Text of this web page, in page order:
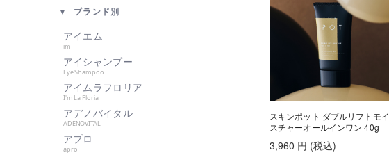
KAHI
KINUJO
肌美和
グッドシング
クラプロックス
グランパーム
クレイツイオン
ケアネス
ブランド別
アイエム
im
アイシャンプー
Eye Shampoo
アイムラフロリア
I'm La Floria
アデノバイタル
ADENOVITAL
アプロ
apro
スキンポット ダブルリフトモイ
スチャーオールインワン 40g
3,960 円 (税込)